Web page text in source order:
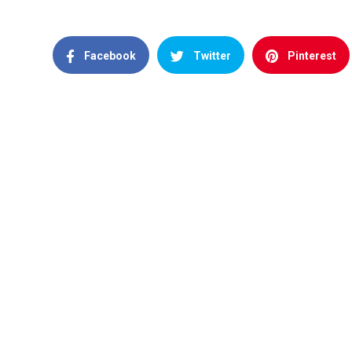
Facebook Twitter Pinterest